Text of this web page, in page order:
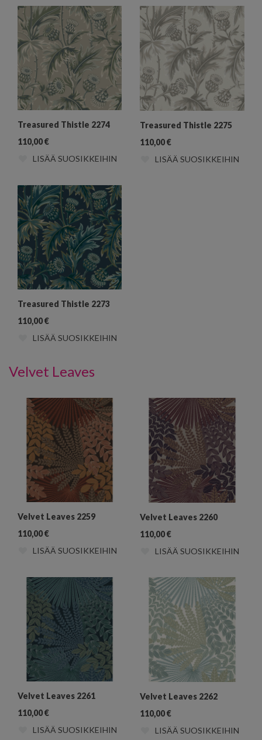
Treasured Thistle 2274
110,00€
LISÄÄ SUOSIKKEIHIN
Treasured Thistle 2275
110,00€
LISÄÄ SUOSIKKEIHIN
Treasured Thistle 2273
110,00€
LISÄÄ SUOSIKKEIHIN
Velvet Leaves
Velvet Leaves 2259
110,00€
LISÄÄ SUOSIKKEIHIN
Velvet Leaves 2260
110,00€
LISÄÄ SUOSIKKEIHIN
Velvet Leaves 2261
110,00€
LISÄÄ SUOSIKKEIHIN
Velvet Leaves 2262
110,00€
LISÄÄ SUOSIKKEIHIN